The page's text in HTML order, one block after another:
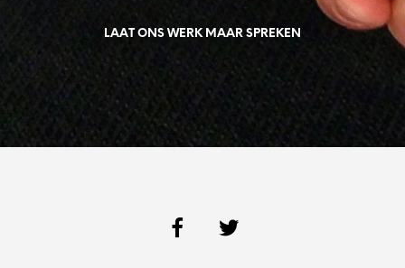
LAAT ONS WERK MAAR SPREKEN